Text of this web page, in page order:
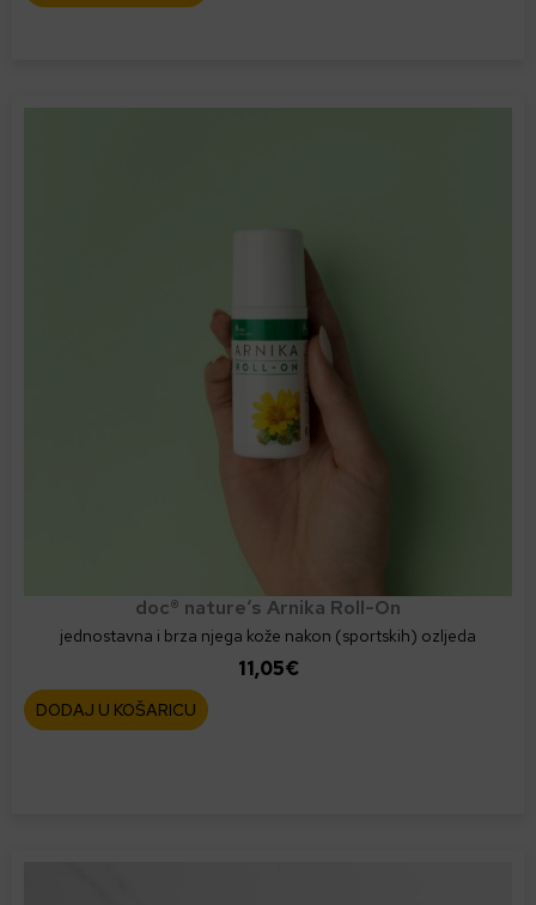
doc® nature‘s Arnika Roll-On
jednostavna i brza njega kože nakon (sportskih) ozljeda
11,05€
DODAJ U KOŠARICU